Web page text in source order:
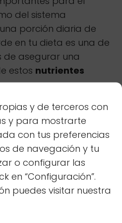
y de terceros con
y para mostrarte
con tus preferencias
de navegación y tu
o configurar las
en “Configuración”.
puedes visitar nuestra
del sistema
porción diaria de
en tu dieta es una de
de asegurar una
estos nutrientes
frambuesas,
de antioxidantes,
que les dan su
protegen